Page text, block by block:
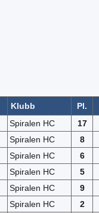
Klubb Pl.
Spiralen HC 17
Spiralen HC
8
Spiralen HC
6
Spiralen HC 5
Spiralen HC
9
Spiralen HC
2